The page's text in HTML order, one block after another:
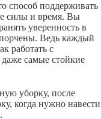
способ поддерживать
силы и время. Вы
уверенность в
Ведь каждый
работать с
самые стойкие
уборку, после
когда нужно навести